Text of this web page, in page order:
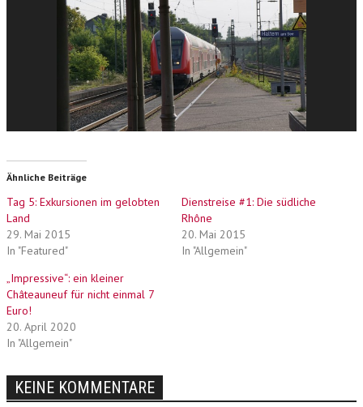
Ähnliche Beiträge
Tag 5: Exkursionen im gelobten
Land
29. Mai 2015
In "Featured"
Dienstreise #1: Die südliche
Rhône
20. Mai 2015
In "Allgemein"
„Impressive“: ein kleiner
Châteauneuf für nicht einmal 7
Euro!
20. April 2020
In "Allgemein"
KEINE KOMMENTARE